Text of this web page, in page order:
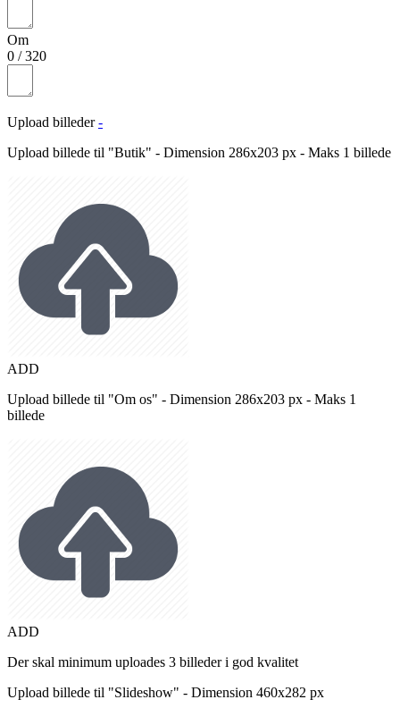
Om
0 /320
Upload billeder -
Upload billede til "Butik" - Dimension 286x203 px - Maks 1 billede
ADD
Upload billede til "Om os" - Dimension 286x203 px - Maks 1
billede
ADD
Der skal minimum uploades 3 billeder i god kvalitet
Upload billede til "Slideshow" - Dimension 460x282 px